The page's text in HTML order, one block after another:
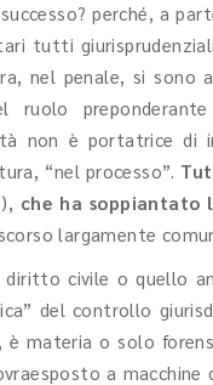
perché, a
tutti
nel penale, si sono
ruolo
non è portatrice di
“nel processo”.
che ha soppiantato
largamente
civile o quello
del controllo
è materia o solo
a macchine